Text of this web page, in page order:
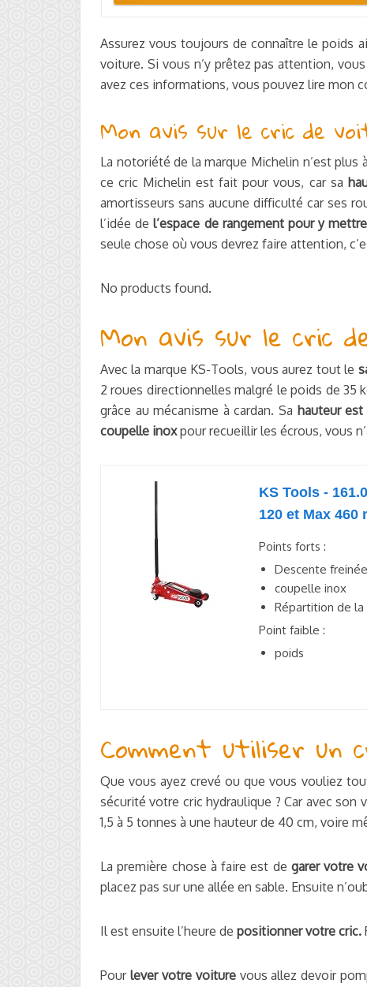
Assurez vous toujours de connaître le poids
voiture. Si vous n’y prêtez pas attention,
avez ces informations, vous pouvez lire mon
Mon avis sur le cric de
La notoriété de la marque Michelin n’est
ce cric Michelin est fait pour vous, car sa
amortisseurs sans aucune difficulté car ses
l’idée del’espace de rangement pour y
seule chose où vous devrez faire attention,
No products found.
Mon avis sur le cric
Avec la marque KS-Tools, vous aurez tout le
2 roues directionnelles malgré le poids de 35
grâce au mécanisme à cardan. Sa hauteur
coupelle inoxpour recueillir les écrous, vous
KS Tools -
120 et Max 460
Points forts :
Descente freinée
coupelle inox
Répartition de la
Point faible :
poids
Comment utiliser un
Que vous ayez crevé ou que vous vouliez
sécurité votre cric hydraulique ? Car avec
1,5 à 5 tonnes à une hauteur de 40 cm, voire
La première chose à faire est de garer votre
placez pas sur une allée en sable. Ensuite
Il est ensuite l’heure de positionner votre cric.
Pour lever votre voiture vous allez devoir